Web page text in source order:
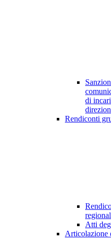
di
Rendiconti
Atti
Articolazione